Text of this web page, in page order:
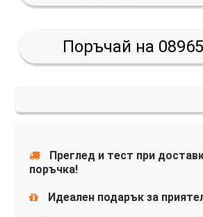
Поръчай на
Преглед и тест при
поръчка!
Идеален подарък за